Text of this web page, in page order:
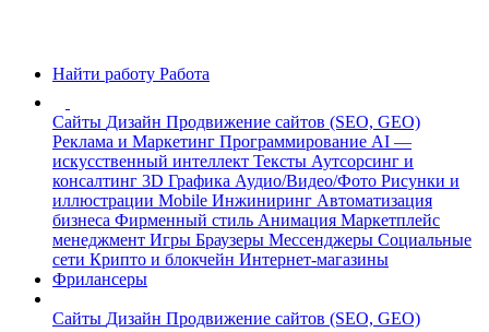
Найти работу Работа
Сайты Дизайн Продвижение сайтов (SEO, GEO)
Реклама и Маркетинг Программирование AI —
искусственный интеллект Тексты Аутсорсинг и
консалтинг 3D Графика Аудио/Видео/Фото Рисунки и
иллюстрации Mobile Инжиниринг Автоматизация
бизнеса Фирменный стиль Анимация Маркетплейс
менеджмент Игры Браузеры Мессенджеры Социальные
сети Крипто и блокчейн Интернет-магазины
Фрилансеры
Сайты Дизайн Продвижение сайтов (SEO, GEO)